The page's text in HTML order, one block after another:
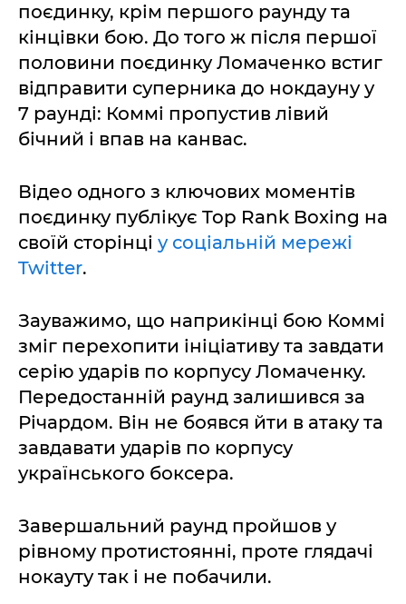
поєдинку, крім першого раунду та
кінцівки бою. До того ж після першої
половини поєдинку Ломаченко встиг
відправити суперника до нокдауну у
7 раунді: Коммі пропустив лівий
бічний і впав на канвас.
Відео одного з ключових моментів
поєдинку публікує Top Rank Boxing на
своїй сторінці у соціальній мережі
Twitter.
Зауважимо, що наприкінці бою Коммі
зміг перехопити ініціативу та завдати
серію ударів по корпусу Ломаченку.
Передостанній раунд залишився за
Річардом. Він не боявся йти в атаку та
завдавати ударів по корпусу
українського боксера.
Завершальний раунд пройшов у
рівному протистоянні, проте глядачі
нокауту так і не побачили.